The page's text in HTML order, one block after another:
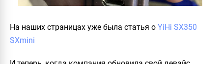
На наших страницах уже была статья о YiHi SX350
SXmini